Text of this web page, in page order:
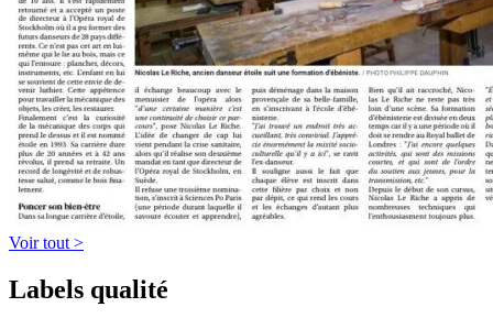
Voir tout >
Labels qualité